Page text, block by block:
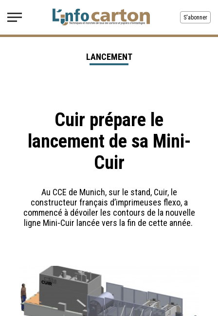
S'abonner
Cuir prépare le
lancement de sa Mini-
Cuir
Au CCE de Munich, sur le stand, Cuir, le
constructeur français d’imprimeuses flexo, a
commencé à dévoiler les contours de la nouvelle
ligne Mini-Cuir lancée vers la fin de cette année.
LANCEMENT